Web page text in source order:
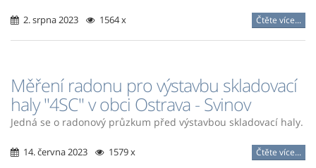
2. srpna 2023 1564 x Čtěte více...
Měření radonu pro výstavbu skladovací
haly "4SC" v obci Ostrava - Svinov
Jedná se o radonový průzkum před výstavbou skladovací haly.
14. června 2023 1579 x Čtěte více...